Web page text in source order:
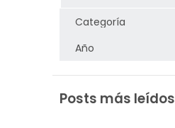
Posts más leídos